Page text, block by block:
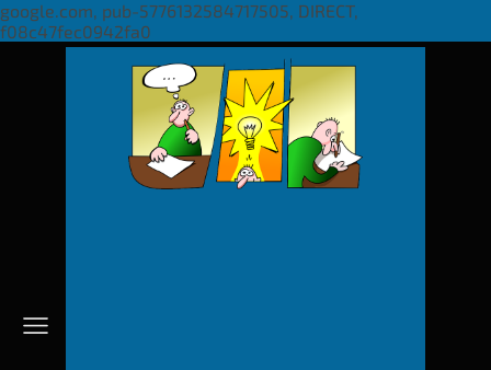
google.com, pub-5776132584717505, DIRECT,
f08c47fec0942fa0